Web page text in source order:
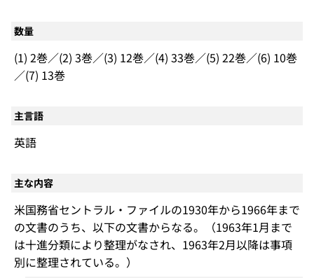
数量
(1) 2巻／(2) 3巻／(3) 12巻／(4) 33巻／(5) 22巻／(6) 10巻
／(7) 13巻
主言語
英語
主な内容
米国務省セントラル・ファイルの1930年から1966年まで
の文書のうち、以下の文書からなる。（1963年1月まで
は十進分類により整理がなされ、1963年2月以降は事項
別に整理されている。）